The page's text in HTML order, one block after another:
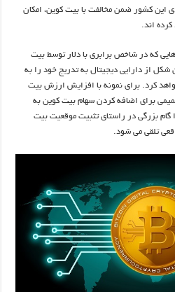
این کشور ضمن مخالفت با بیت کوین، امکان
اند.
که در شاخص برابری با دلار توسط بیت
از دارایی دیجیتال به تدریج خود را به
کرد. برای نمونه با افزایش ارزش بیت
برای اضافه کردن سهام بیت کوین به
بزرگی در راستای تثبیت موقعیت بیت
تلقی می شود.